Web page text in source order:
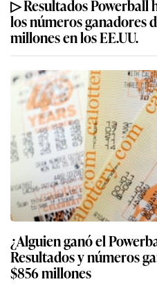
▷ Resultados Powerball
los números ganadores
millones en los EE.UU.
¿Alguien ganó el
Resultados y números
$856 millones